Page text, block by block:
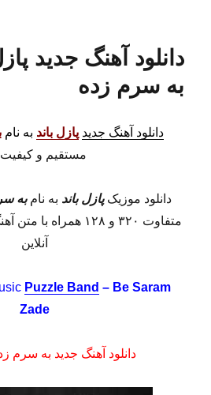
دانلود آهنگ جدید
به سرم زده
دانلود آهنگ جدید پازل باند به نام
مستقیم و کیفیت
دانلود موزیکپازل باند به نامبه
متفاوت ۳۲۰ و ۱۲۸ همراه با متن آهنگ
آنلاین
Puzzle Band – Be Saram
Zade
دانلود آهنگ جدید به سرم